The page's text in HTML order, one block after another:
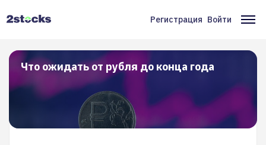
Меню
учётной
записи
пользователя
Регистрация Войти
Что ожидать от рубля до конца года